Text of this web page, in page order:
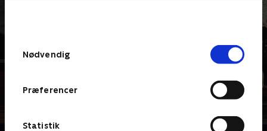
Nødvendig
Præferencer
Statistik